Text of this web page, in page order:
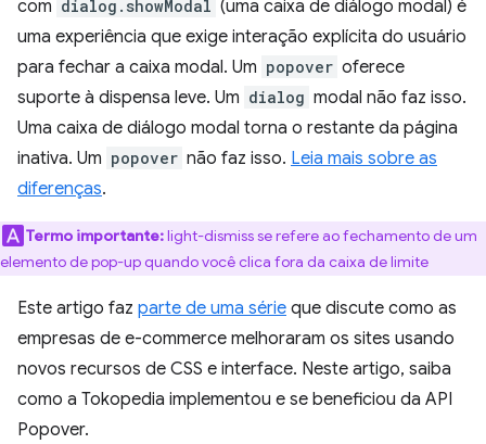
com dialog.showModal (uma caixa de diálogo modal) é
uma experiência que exige interação explícita do usuário
para fechar a caixa modal. Um popover oferece
suporte à dispensa leve. Um dialog modal não faz isso.
Uma caixa de diálogo modal torna o restante da página
inativa. Um popover não faz isso. Leia mais sobre as
diferenças.
Termo importante:light-dismiss se refere ao fechamento de um
elemento de pop-up quando você clica fora da caixa de limite
Este artigo faz parte de uma série que discute como as
empresas de e-commerce melhoraram os sites usando
novos recursos de CSS e interface. Neste artigo, saiba
como a Tokopedia implementou e se beneficiou da API
Popover.